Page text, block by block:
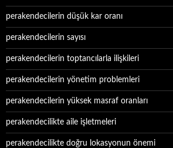
perakendecilerin düşük kar oranı
perakendecilerin sayısı
perakendecilerin toptancılarla ilişkileri
perakendecilerin yönetim problemleri
perakendecilerin yüksek masraf oranları
perakendecilikte aile işletmeleri
perakendecilikte doğru lokasyonun önemi